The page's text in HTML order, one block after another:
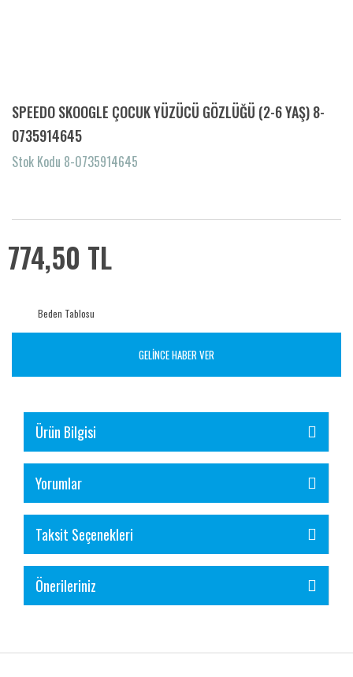
SPEEDO SKOOGLE ÇOCUK YÜZÜCÜ GÖZLÜĞÜ (2-6 YAŞ) 8-
0735914645
Stok Kodu 8-0735914645
774,50 TL
Beden Tablosu
GELİNCE HABER VER
Ürün Bilgisi
Yorumlar
Taksit Seçenekleri
Önerileriniz